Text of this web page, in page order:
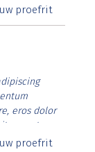
lorem
proefrit
eros dolor
erat.
lorem
proefrit